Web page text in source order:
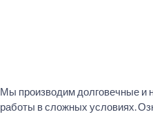
Мы производим долговечные и
работы в сложных условиях.